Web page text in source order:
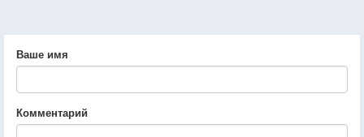
Ваше имя
Комментарий